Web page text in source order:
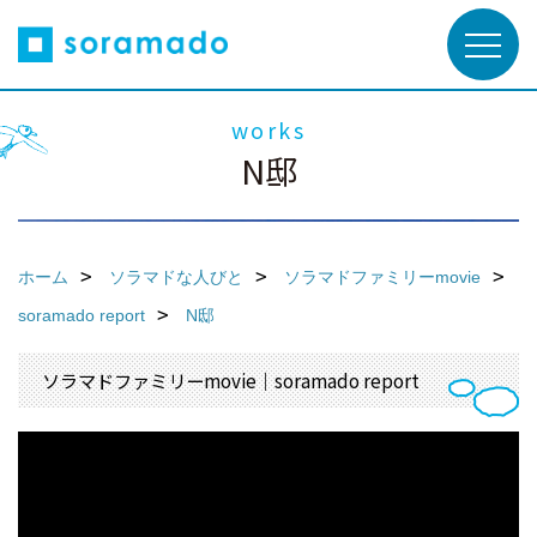
works
N邸
ホーム ソラマドな人びと
ソラマドファミリーmovie
soramado report
N邸
ソラマドファミリーmovie｜soramado report